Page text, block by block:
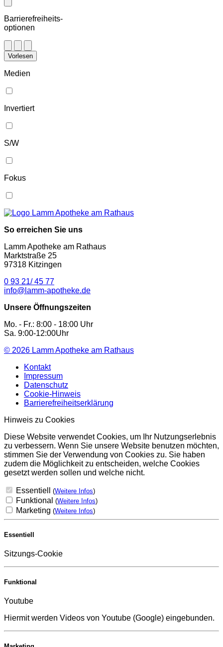
Barrierefreiheits-
optionen
Vorlesen
Medien
Invertiert
S/W
Fokus
So erreichen Sie uns
Lamm Apotheke am Rathaus
Marktstraße 25
97318 Kitzingen
0 93 21/ 45 77
info@lamm-apotheke.de
Unsere Öffnungszeiten
Mo. - Fr.: 8:00 - 18:00 Uhr
Sa. 9:00-12:00Uhr
© 2026 Lamm Apotheke am Rathaus
Kontakt
Impressum
Datenschutz
Cookie-Hinweis
Barrierefreiheitserklärung
Hinweis zu Cookies
Diese Website verwendet Cookies, um Ihr Nutzungserlebnis
zu verbessern. Wenn Sie unsere Website benutzen möchten,
stimmen Sie der Verwendung von Cookies zu. Sie haben
zudem die Möglichkeit zu entscheiden, welche Cookies
gesetzt werden sollen und welche nicht.
Essentiell (Weitere Infos)
Funktional (Weitere Infos)
Marketing (Weitere Infos)
Essentiell
Sitzungs-Cookie
Funktional
Youtube
Hiermit werden Videos von Youtube (Google) eingebunden.